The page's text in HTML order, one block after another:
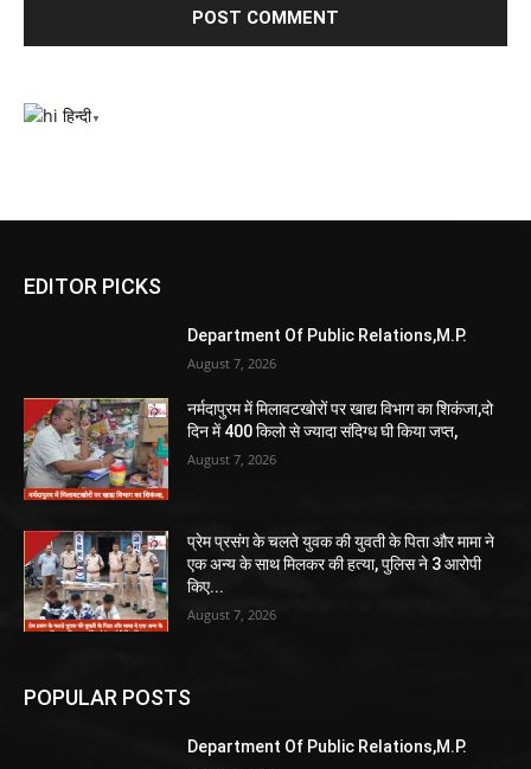
हिन्दी▼
EDITOR PICKS
Department Of Public Relations,M.P.
August 7, 2026
नर्मदापुरम में मिलावटखोरों पर खाद्य विभाग का शिकंजा,दो
दिन में 400 किलो से ज्यादा संदिग्ध घी किया जप्त,
August 7, 2026
प्रेम प्रसंग के चलते युवक की युवती के पिता और मामा ने
एक अन्य के साथ मिलकर की हत्या, पुलिस ने 3 आरोपी
किए...
August 7, 2026
POPULAR POSTS
Department Of Public Relations,M.P.